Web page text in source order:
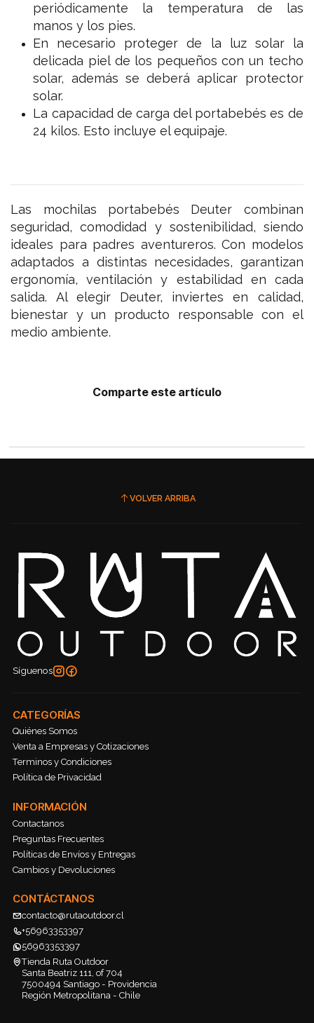
periódicamente la temperatura de las
manos y los pies.
En necesario proteger de la luz solar la
delicada piel de los pequeños con un techo
solar, además se deberá aplicar protector
solar.
La capacidad de carga del portabebés es de
24 kilos. Esto incluye el equipaje.
Las mochilas portabebés Deuter combinan
seguridad, comodidad y sostenibilidad, siendo
ideales para padres aventureros. Con modelos
adaptados a distintas necesidades, garantizan
ergonomía, ventilación y estabilidad en cada
salida. Al elegir Deuter, inviertes en calidad,
bienestar y un producto responsable con el
medio ambiente.
Comparte este artículo
VOLVER ARRIBA
Síguenos
CATEGORÍAS
Quiénes Somos
Venta a Empresas y Cotizaciones
Terminos y Condiciones
Política de Privacidad
INFORMACIÓN
Contactanos
Preguntas Frecuentes
Políticas de Envíos y Entregas
Cambios y Devoluciones
CONTÁCTANOS
contacto@rutaoutdoor.cl
+56963353397
56963353397
Tienda Ruta Outdoor
Santa Beatriz 111, of 704
7500494 Santiago - Providencia
Región Metropolitana - Chile